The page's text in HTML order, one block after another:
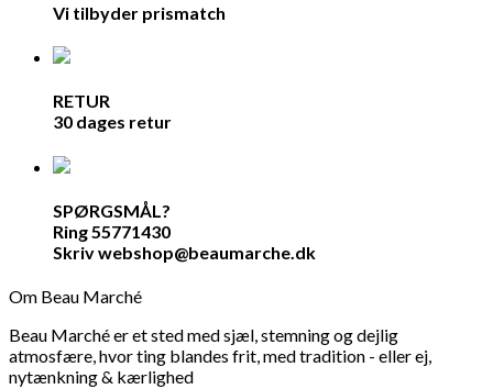
Vi tilbyder prismatch
RETUR
30 dages retur
SPØRGSMÅL?
Ring 55771430
Skriv webshop@beaumarche.dk
Om Beau Marché
Beau Marché er et sted med sjæl, stemning og dejlig
atmosfære, hvor ting blandes frit, med tradition - eller ej,
nytænkning & kærlighed